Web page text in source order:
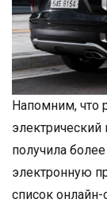
Напомним, что
электрический
получила
электронную
список онлайн-